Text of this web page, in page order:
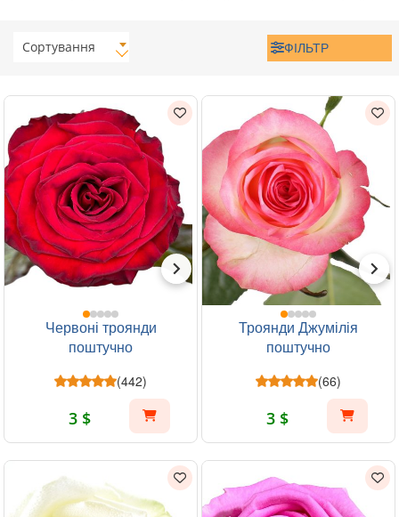
Сортування ФІЛЬТР
Червоні троянди
поштучно
(442)
3 $
Троянди Джумілія
поштучно
(66)
3 $